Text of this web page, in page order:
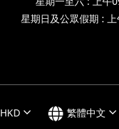
星期日及公眾假期 :
HKD 繁體中文